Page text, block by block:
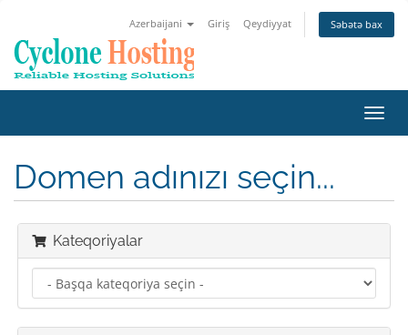
Azerbaijani Giriş Qeydiyyat Səbətə bax
keçid
Domen adınızı seçin...
Kateqoriyalar